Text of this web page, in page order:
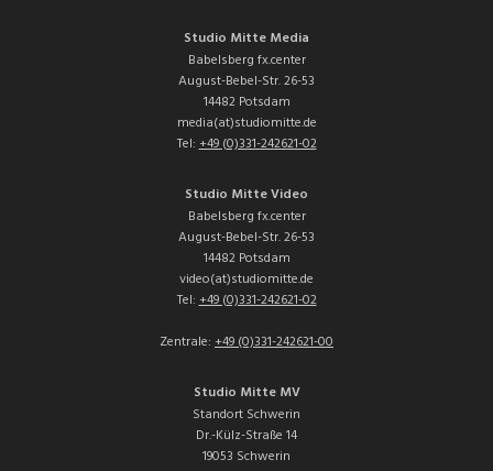
Studio Mitte Media
Babelsberg fx.center
August-Bebel-Str. 26-53
14482 Potsdam
media(at)studiomitte.de
Tel:+49 (0)331-242621-02
Studio Mitte Video
Babelsberg fx.center
August-Bebel-Str. 26-53
14482 Potsdam
video(at)studiomitte.de
Tel:+49 (0)331-242621-02
Zentrale: +49 (0)331-242621-00
Studio Mitte MV
Standort Schwerin
Dr.-Külz-Straße 14
19053 Schwerin